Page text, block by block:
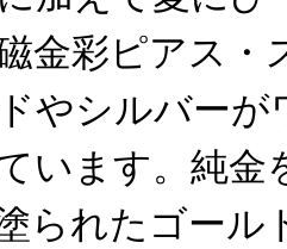
金彩ピアス・
やシルバー
います。純金
られたゴー